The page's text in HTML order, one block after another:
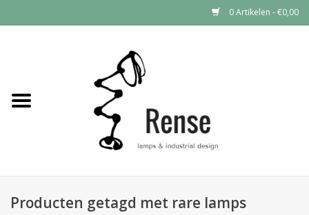
0 Artikelen - €0,00
Industrial lamps
Producten getagd met rare lamps